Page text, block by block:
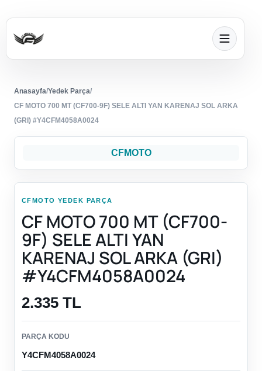
Anasayfa/Yedek Parça/
CF MOTO 700 MT (CF700-9F) SELE ALTI YAN KARENAJ SOL ARKA
(GRI) #Y4CFM4058A0024
CFMOTO
CFMOTO YEDEK PARÇA
CF MOTO 700 MT (CF700-
9F) SELE ALTI YAN
KARENAJ SOL ARKA (GRI)
#Y4CFM4058A0024
2.335 TL
PARÇA KODU
Y4CFM4058A0024